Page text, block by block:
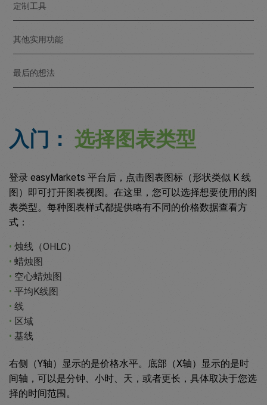
入门： 选择图表类型
登录 easyMarkets 平台后，点击图表图标（形状类似 K 线
图）即可打开图表视图。在这里，您可以选择想要使用的图
表类型。每种图表样式都提供略有不同的价格数据查看方
式：
• 烛线（OHLC）
• 蜡烛图
• 空心蜡烛图
• 平均K线图
• 线
• 区域
• 基线
右侧（Y轴）显示的是价格水平。底部（X轴）显示的是时
间轴，可以是分钟、小时、天，或者更长，具体取决于您选
择的时间范围。
定制工具
其他实用功能
最后的想法